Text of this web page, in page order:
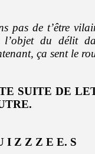
pas de t’être
l’objet du délit
ça sent le
SUITE DE
I Z Z Z E E. S